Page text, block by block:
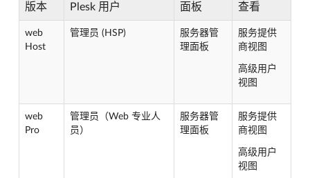
版本
Plesk 用户 面板 查看
web
Host
管理员 (HSP)
服务器管
理面板
服务提供
商视图
高级用户
视图
web
Pro
管理员（Web 专业人
员）
服务器管
理面板
服务提供
商视图
高级用户
视图